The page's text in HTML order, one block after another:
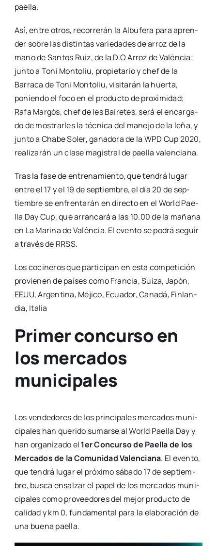
pae­lla.
Así, entre otros, reco­rre­rán la Albu­fe­ra para apren­
der sobre las dis­tin­tas varie­da­des de arroz de la
mano de San­tos Ruiz, de la D.O Arroz de Valèn­cia;
jun­to a Toni Mon­to­liu, pro­pie­ta­rio y chef de la
Barra­ca de Toni Mon­to­liu, visi­ta­rán la huer­ta,
ponien­do el foco en el pro­duc­to de pro­xi­mi­dad;
Rafa Mar­gós, chef de les Bai­re­tes, será el encar­ga­
do de mos­trar­les la téc­ni­ca del mane­jo de la leña, y
jun­to a Cha­be Soler, gana­do­ra de la WPD Cup 2020,
rea­li­za­rán un cla­se magis­tral de pae­lla valen­cia­na.
Tras la fase de entre­na­mien­to, que ten­drá lugar
entre el 17 y el 19 de sep­tiem­bre, el día 20 de sep­
tiem­bre se enfren­ta­rán en direc­to en el World Pae­
lla Day Cup, que arran­ca­rá a las 10.00 de la maña­na
en La Mari­na de Valèn­cia. El even­to se podrá seguir
a tra­vés de RRSS.
Los coci­ne­ros que par­ti­ci­pan en esta com­pe­ti­ción
pro­vie­nen de paí­ses como Fran­cia, Sui­za, Japón,
EEUU, Argen­ti­na, Méji­co, Ecua­dor, Cana­dá, Fin­lan­
dia, Ita­lia
Primer concurso en
los mercados
municipales
Los ven­de­do­res de los prin­ci­pa­les mer­ca­dos muni­
ci­pa­les han que­ri­do sumar­se al World Pae­lla Day y
han orga­ni­za­do el 1er Con­cur­so de Pae­lla de los
Mer­ca­dos de la Comu­ni­dad Valen­cia­na. El even­to,
que ten­drá lugar el pró­xi­mo sába­do 17 de sep­tiem­
bre, bus­ca ensal­zar el papel de los mer­ca­dos muni­
ci­pa­les como pro­vee­do­res del mejor pro­duc­to de
cali­dad y km 0, fun­da­men­tal para la ela­bo­ra­ción de
una bue­na pae­lla.